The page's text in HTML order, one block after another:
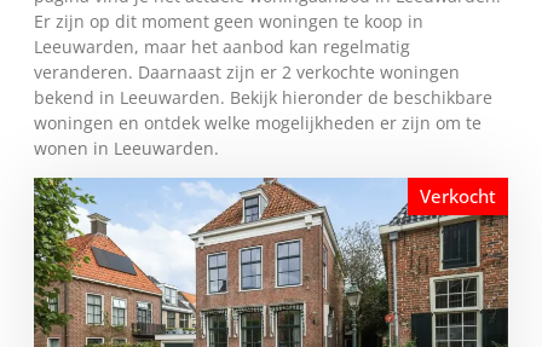
Er zijn op dit moment geen woningen te koop in
Leeuwarden, maar het aanbod kan regelmatig
veranderen. Daarnaast zijn er 2 verkochte woningen
bekend in Leeuwarden. Bekijk hieronder de beschikbare
woningen en ontdek welke mogelijkheden er zijn om te
wonen in Leeuwarden.
Verkocht